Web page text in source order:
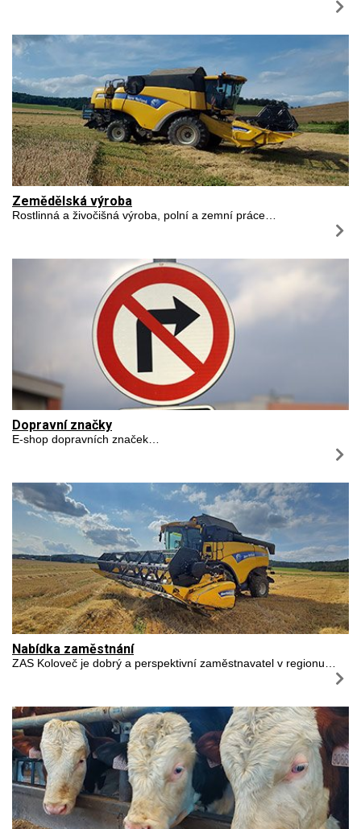
Zemědělská výroba
Rostlinná a živočišná výroba, polní a zemní práce…
Dopravní značky
E-shop dopravních značek…
Nabídka zaměstnání
ZAS Koloveč je dobrý a perspektivní zaměstnavatel v regionu…